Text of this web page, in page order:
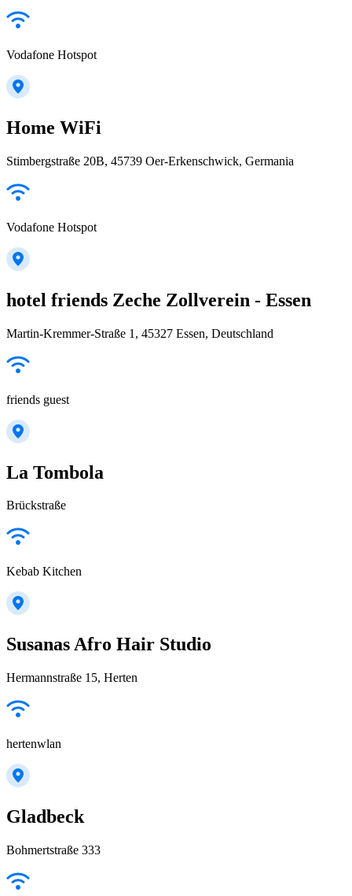
Vodafone Hotspot
Home WiFi
Stimbergstraße 20B, 45739 Oer-Erkenschwick, Germania
Vodafone Hotspot
hotel friends Zeche Zollverein - Essen
Martin-Kremmer-Straße 1, 45327 Essen, Deutschland
friends guest
La Tombola
Brückstraße
Kebab Kitchen
Susanas Afro Hair Studio
Hermannstraße 15, Herten
hertenwlan
Gladbeck
Bohmertstraße 333